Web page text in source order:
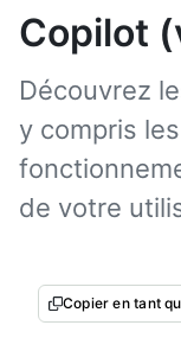
Copilot
Découvrez
y compris
de votre
Copier en tant